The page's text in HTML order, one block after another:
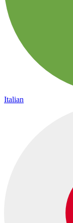
Italian